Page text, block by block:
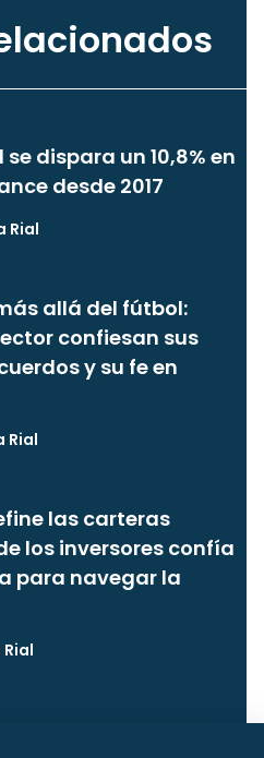
dispara un 10,8% en
desde 2017
Rial
allá del fútbol:
confiesan sus
y su fe en
Rial
las carteras
los inversores confía
para navegar la